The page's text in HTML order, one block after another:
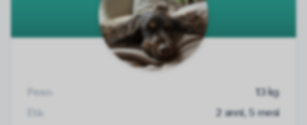
Peso:
13 kg
Età:
2 anni, 5 mesi